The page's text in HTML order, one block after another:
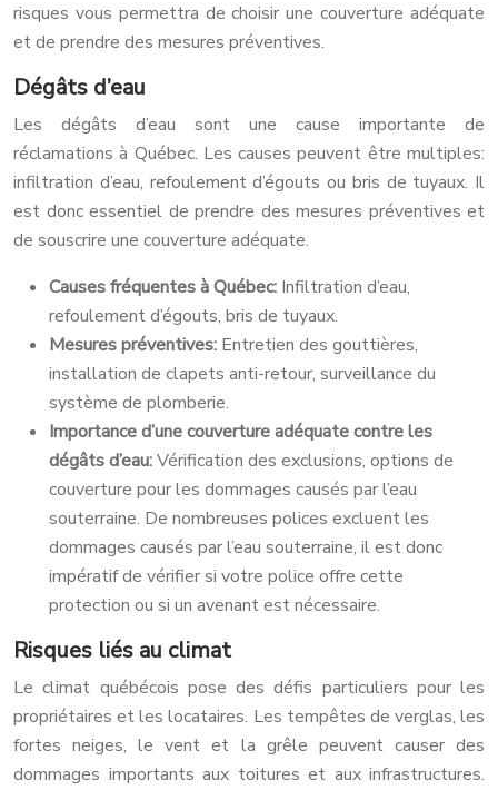
risques vous permettra de choisir une couverture adéquate
et de prendre des mesures préventives.
Dégâts d’eau
Les dégâts d’eau sont une cause importante de
réclamations à Québec. Les causes peuvent être multiples:
infiltration d’eau, refoulement d’égouts ou bris de tuyaux. Il
est donc essentiel de prendre des mesures préventives et
de souscrire une couverture adéquate.
Causes fréquentes à Québec: Infiltration d’eau,
refoulement d’égouts, bris de tuyaux.
Mesures préventives: Entretien des gouttières,
installation de clapets anti-retour, surveillance du
système de plomberie.
Importance d’une couverture adéquate contre les
dégâts d’eau:Vérification des exclusions, options de
couverture pour les dommages causés par l’eau
souterraine. De nombreuses polices excluent les
dommages causés par l’eau souterraine, il est donc
impératif de vérifier si votre police offre cette
protection ou si un avenant est nécessaire.
Risques liés au climat
Le climat québécois pose des défis particuliers pour les
propriétaires et les locataires. Les tempêtes de verglas, les
fortes neiges, le vent et la grêle peuvent causer des
dommages importants aux toitures et aux infrastructures.